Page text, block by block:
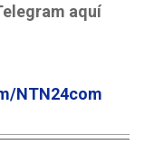
aquí
NTN24com